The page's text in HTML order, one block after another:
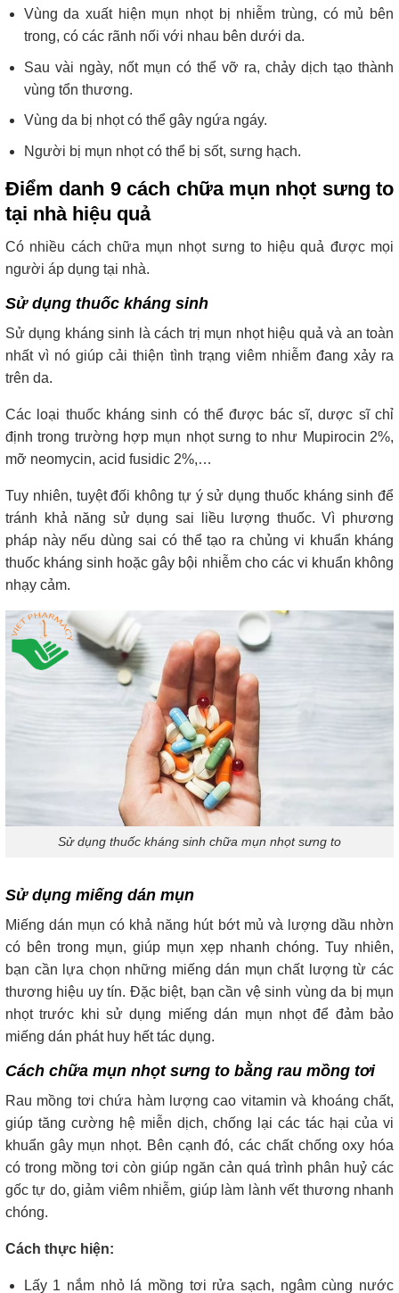
Vùng da xuất hiện mụn nhọt bị nhiễm trùng, có mủ bên
trong, có các rãnh nối với nhau bên dưới da.
Sau vài ngày, nốt mụn có thể vỡ ra, chảy dịch tạo thành
vùng tổn thương.
Vùng da bị nhọt có thể gây ngứa ngáy.
Người bị mụn nhọt có thể bị sốt, sưng hạch.
Điểm danh 9 cách chữa mụn nhọt sưng to
tại nhà hiệu quả
Có nhiều cách chữa mụn nhọt sưng to hiệu quả được mọi
người áp dụng tại nhà.
Sử dụng thuốc kháng sinh
Sử dụng kháng sinh là cách trị mụn nhọt hiệu quả và an toàn
nhất vì nó giúp cải thiện tình trạng viêm nhiễm đang xảy ra
trên da.
Các loại thuốc kháng sinh có thể được bác sĩ, dược sĩ chỉ
định trong trường hợp mụn nhọt sưng to như Mupirocin 2%,
mỡ neomycin, acid fusidic 2%,…
Tuy nhiên, tuyệt đối không tự ý sử dụng thuốc kháng sinh để
tránh khả năng sử dụng sai liều lượng thuốc. Vì phương
pháp này nếu dùng sai có thể tạo ra chủng vi khuẩn kháng
thuốc kháng sinh hoặc gây bội nhiễm cho các vi khuẩn không
nhạy cảm.
Sử dụng thuốc kháng sinh chữa mụn nhọt sưng to
Sử dụng miếng dán mụn
Miếng dán mụn có khả năng hút bớt mủ và lượng dầu nhờn
có bên trong mụn, giúp mụn xẹp nhanh chóng. Tuy nhiên,
bạn cần lựa chọn những miếng dán mụn chất lượng từ các
thương hiệu uy tín. Đặc biệt, bạn cần vệ sinh vùng da bị mụn
nhọt trước khi sử dụng miếng dán mụn nhọt để đảm bảo
miếng dán phát huy hết tác dụng.
Cách chữa mụn nhọt sưng to bằng rau mồng tơi
Rau mồng tơi chứa hàm lượng cao vitamin và khoáng chất,
giúp tăng cường hệ miễn dịch, chống lại các tác hại của vi
khuẩn gây mụn nhọt. Bên cạnh đó, các chất chống oxy hóa
có trong mồng tơi còn giúp ngăn cản quá trình phân huỷ các
gốc tự do, giảm viêm nhiễm, giúp làm lành vết thương nhanh
chóng.
Cách thực hiện:
Lấy 1 nắm nhỏ lá mồng tơi rửa sạch, ngâm cùng nước